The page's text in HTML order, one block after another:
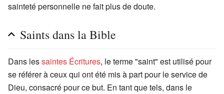
sainteté personnelle ne fait plus de doute.
Saints dans la Bible
Dans lessaintes Écritures, le terme "saint" est utilisé pour
se référer à ceux qui ont été mis à part pour le service de
Dieu, consacré pour ce but. En tant que tels, dans le